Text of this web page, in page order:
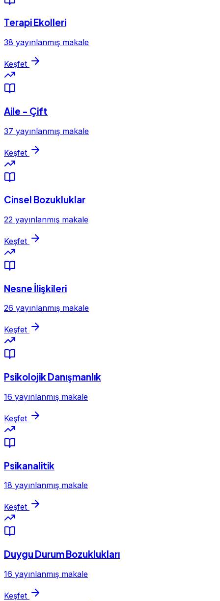
Terapi Ekolleri
38 yayınlanmış makale
Keşfet
Aile - Çift
37 yayınlanmış makale
Keşfet
Cinsel Bozukluklar
22 yayınlanmış makale
Keşfet
Nesne İlişkileri
26 yayınlanmış makale
Keşfet
Psikolojik Danışmanlık
16 yayınlanmış makale
Keşfet
Psikanalitik
18 yayınlanmış makale
Keşfet
Duygu Durum Bozuklukları
16 yayınlanmış makale
Keşfet